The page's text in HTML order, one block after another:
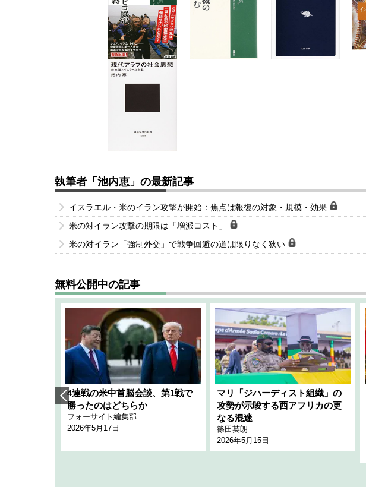
執筆者「池内恵」の最新記事
イスラエル・米のイラン攻撃が開始：焦点は報復の対象・規模・効果
米の対イラン攻撃の期限は「増派コスト」
米の対イラン「強制外交」で戦争回避の道は限りなく狭い
無料公開中の記事
4連戦の米中首脳会談、第1戦で
勝ったのはどちらか
フォーサイト編集部
2026年5月17日
マリ「ジハーディスト組織」の
攻勢が示唆する西アフリカの更
なる混迷
篠田英朗
2026年5月15日